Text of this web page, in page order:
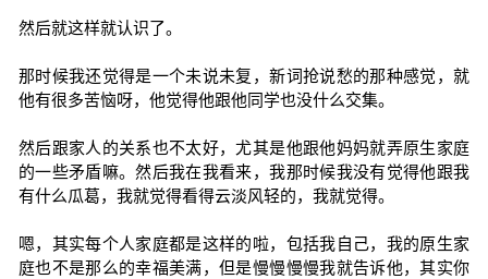
然后就这样就认识了。
那时候我还觉得是一个未说未复，新词抢说愁的那种感觉，就
他有很多苦恼呀，他觉得他跟他同学也没什么交集。
然后跟家人的关系也不太好，尤其是他跟他妈妈就弄原生家庭
的一些矛盾嘛。然后我在我看来，我那时候我没有觉得他跟我
有什么瓜葛，我就觉得看得云淡风轻的，我就觉得。
嗯，其实每个人家庭都是这样的啦，包括我自己，我的原生家
庭也不是那么的幸福美满，但是慢慢慢慢我就告诉他，其实你